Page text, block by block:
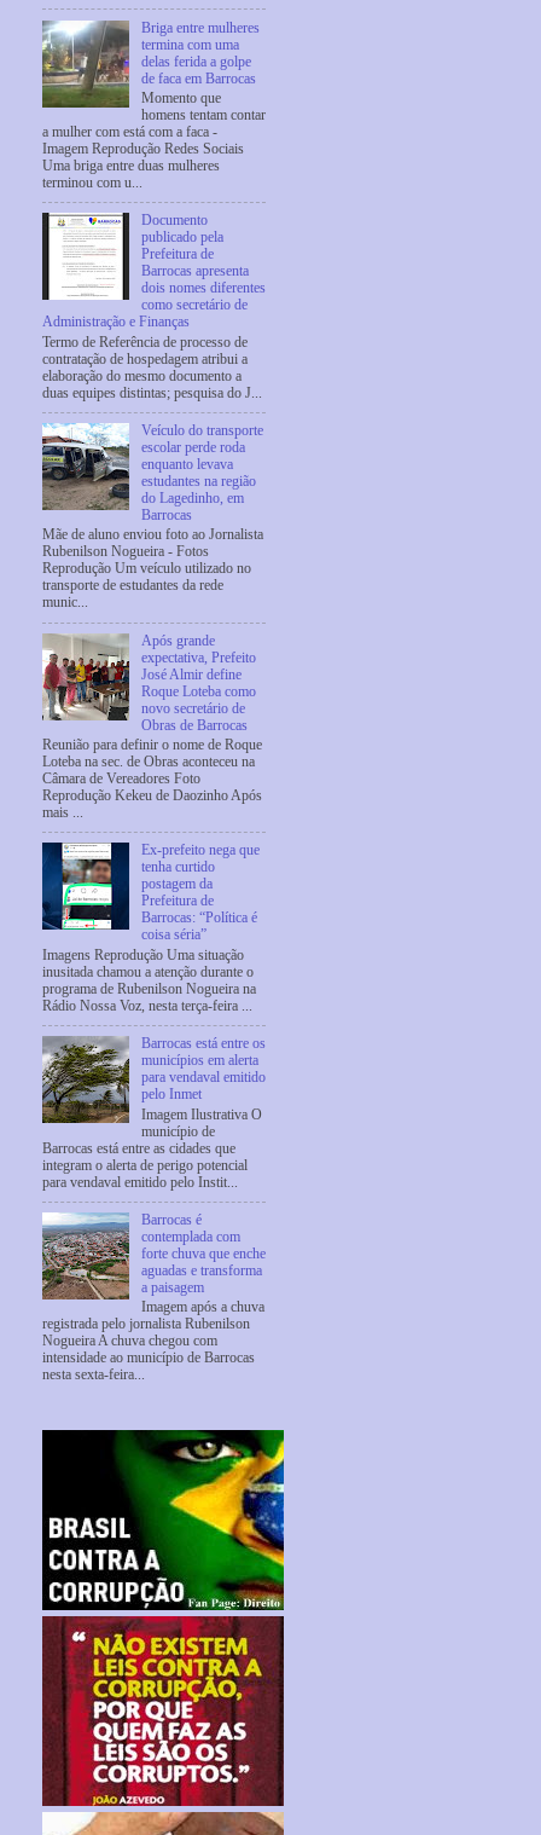
Briga entre mulheres
termina com uma
delas ferida a golpe
de faca em Barrocas
Momento que
homens tentam contar
a mulher com está com a faca -
Imagem Reprodução Redes Sociais
Uma briga entre duas mulheres
terminou com u...
Documento
publicado pela
Prefeitura de
Barrocas apresenta
dois nomes diferentes
como secretário de
Administração e Finanças
Termo de Referência de processo de
contratação de hospedagem atribui a
elaboração do mesmo documento a
duas equipes distintas; pesquisa do J...
Veículo do transporte
escolar perde roda
enquanto levava
estudantes na região
do Lagedinho, em
Barrocas
Mãe de aluno enviou foto ao Jornalista
Rubenilson Nogueira - Fotos
Reprodução Um veículo utilizado no
transporte de estudantes da rede
munic...
Após grande
expectativa, Prefeito
José Almir define
Roque Loteba como
novo secretário de
Obras de Barrocas
Reunião para definir o nome de Roque
Loteba na sec. de Obras aconteceu na
Câmara de Vereadores Foto
Reprodução Kekeu de Daozinho Após
mais ...
Ex-prefeito nega que
tenha curtido
postagem da
Prefeitura de
Barrocas: “Política é
coisa séria”
Imagens Reprodução Uma situação
inusitada chamou a atenção durante o
programa de Rubenilson Nogueira na
Rádio Nossa Voz, nesta terça-feira ...
Barrocas está entre os
municípios em alerta
para vendaval emitido
pelo Inmet
Imagem Ilustrativa O
município de
Barrocas está entre as cidades que
integram o alerta de perigo potencial
para vendaval emitido pelo Instit...
Barrocas é
contemplada com
forte chuva que enche
aguadas e transforma
a paisagem
Imagem após a chuva
registrada pelo jornalista Rubenilson
Nogueira A chuva chegou com
intensidade ao município de Barrocas
nesta sexta-feira...